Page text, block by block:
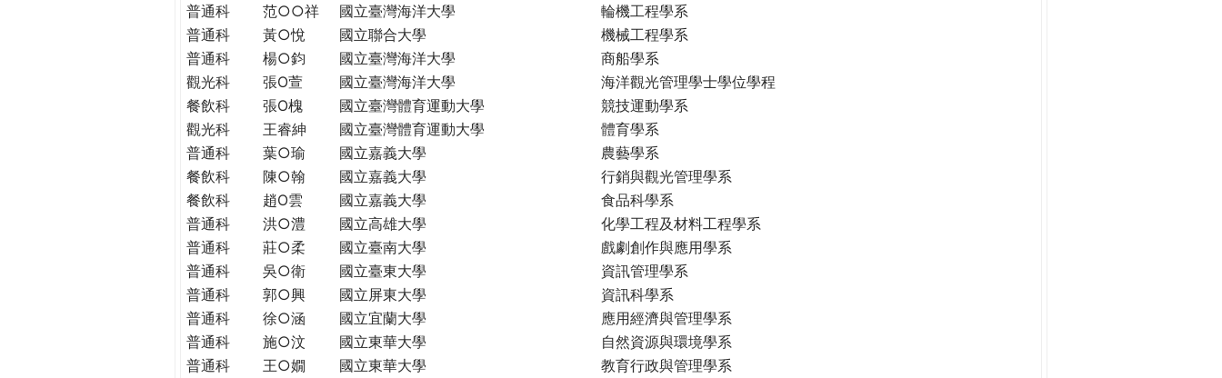
普通科
范○○祥 國立臺灣海洋大學
輪機工程學系
普通科
黃○悅 國立聯合大學
機械工程學系
普通科
楊○鈞 國立臺灣海洋大學
商船學系
觀光科
張O萱 國立臺灣海洋大學
海洋觀光管理學士學位學程
餐飲科
張O槐 國立臺灣體育運動大學
競技運動學系
觀光科
王睿紳 國立臺灣體育運動大學
體育學系
普通科
葉○瑜 國立嘉義大學
農藝學系
餐飲科
陳○翰 國立嘉義大學
行銷與觀光管理學系
餐飲科
趙O雲 國立嘉義大學
食品科學系
普通科
洪○澧 國立高雄大學
化學工程及材料工程學系
普通科
莊○柔 國立臺南大學
戲劇創作與應用學系
普通科
吳○衛 國立臺東大學
資訊管理學系
普通科
郭○興 國立屏東大學
資訊科學系
普通科
徐○涵 國立宜蘭大學
應用經濟與管理學系
普通科
施○汶 國立東華大學
自然資源與環境學系
普通科
王○嫺 國立東華大學
教育行政與管理學系